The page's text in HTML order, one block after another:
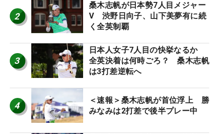
2
桑木志帆が日本勢7人目メジャー
V 渋野日向子、山下美夢有に続
く全英制覇
3
日本人女子7人目の快挙なるか
全英決着は何時ごろ？ 桑木志帆
は3打差逆転へ
4
＜速報＞桑木志帆が首位浮上 勝
みなみは2打差で後半プレー中